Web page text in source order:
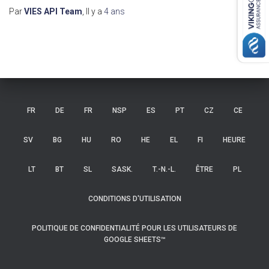
ParVIES API Team , Il y a 4 ans
FR DE FR NSP ES PT CZ CE
SV BG HU RO HE EL FI HEURE
LT BT SL SASK. T.-N.-L. ÊTRE PL
CONDITIONS D'UTILISATION
POLITIQUE DE CONFIDENTIALITÉ POUR LES UTILISATEURS DE
GOOGLE SHEETS™